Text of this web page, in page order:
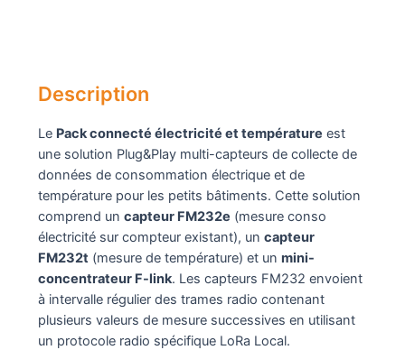
Description
Le Pack connecté électricité et température est
une solution Plug&Play multi-capteurs de collecte de
données de consommation électrique et de
température pour les petits bâtiments. Cette solution
comprend un capteur FM232e (mesure conso
électricité sur compteur existant), un capteur
FM232t(mesure de température) et un mini-
concentrateur F-link. Les capteurs FM232 envoient
à intervalle régulier des trames radio contenant
plusieurs valeurs de mesure successives en utilisant
un protocole radio spécifique LoRa Local.